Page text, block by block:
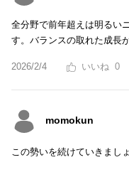
全分野で前年超えは明るい
す。バランスの取れた成長
2026/2/4 0
momokun
この勢いを続けていきましょ